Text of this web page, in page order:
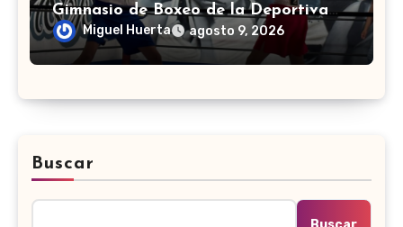
Gimnasio de Boxeo de la Deportiva
Torres Landa
Miguel Huerta agosto 9, 2026
Buscar